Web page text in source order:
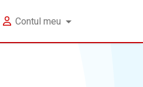
Contul meu